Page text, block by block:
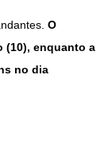
O
(10), enquanto a
no dia